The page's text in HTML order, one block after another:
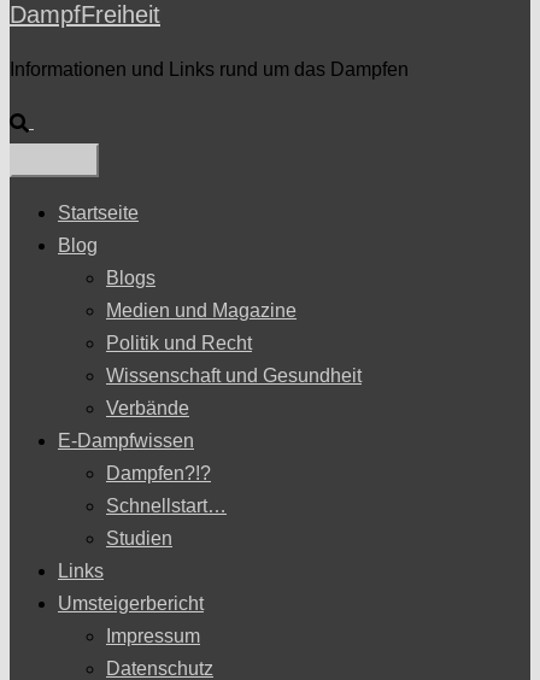
DampfFreiheit
Informationen und Links rund um das Dampfen
Suche
Startseite
Blog
Blogs
Medien und Magazine
Politik und Recht
Wissenschaft und Gesundheit
Verbände
E-Dampfwissen
Dampfen?!?
Schnellstart…
Studien
Links
Umsteigerbericht
Impressum
Datenschutz